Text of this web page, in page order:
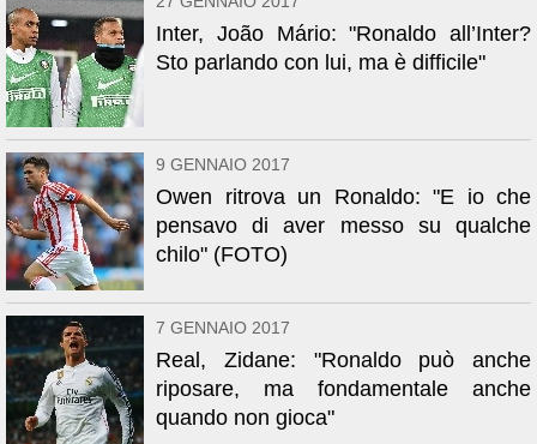
Inter, João Mário: "Ronaldo all’Inter?
Sto parlando con lui, ma è difficile"
9 GENNAIO 2017
Owen ritrova un Ronaldo: "E io che
pensavo di aver messo su qualche
chilo" (FOTO)
7 GENNAIO 2017
Real, Zidane: "Ronaldo può anche
riposare, ma fondamentale anche
quando non gioca"